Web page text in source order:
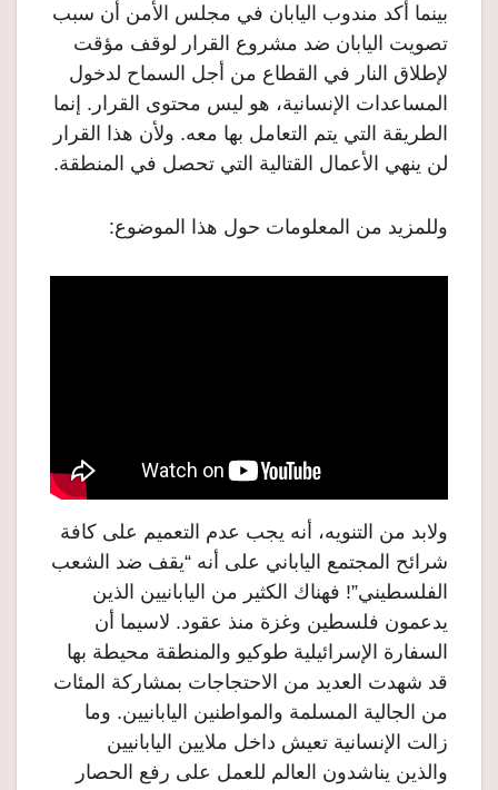
بينما أكد مندوب اليابان في مجلس الأمن أن سبب
تصويت اليابان ضد مشروع القرار لوقف مؤقت
لإطلاق النار في القطاع من أجل السماح لدخول
المساعدات الإنسانية، هو ليس محتوى القرار. إنما
الطريقة التي يتم التعامل بها معه. ولأن هذا القرار
لن ينهي الأعمال القتالية التي تحصل في المنطقة.
وللمزيد من المعلومات حول هذا الموضوع:
ولابد من التنويه، أنه يجب عدم التعميم على كافة
شرائح المجتمع الياباني على أنه “يقف ضد الشعب
الفلسطيني”! فهناك الكثير من اليابانيين الذين
يدعمون فلسطين وغزة منذ عقود. لاسيما أن
السفارة الإسرائيلية طوكيو والمنطقة محيطة بها
قد شهدت العديد من الاحتجاجات بمشاركة المئات
من الجالية المسلمة والمواطنين اليابانيين. وما
زالت الإنسانية تعيش داخل ملايين اليابانيين
والذين يناشدون العالم للعمل على رفع الحصار